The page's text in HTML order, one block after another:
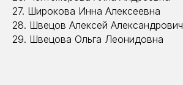
27. Широкова Инна Алексеевна
28. Швецов Алексей Александрович
29. Швецова Ольга Леонидовна